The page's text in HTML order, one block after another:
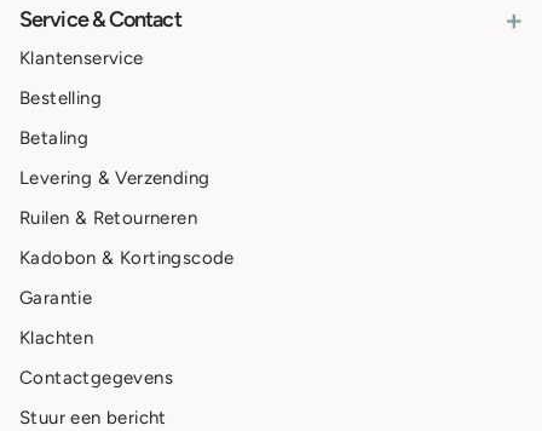
Service & Contact +
Klantenservice
Bestelling
Betaling
Levering & Verzending
Ruilen & Retourneren
Kadobon & Kortingscode
Garantie
Klachten
Contactgegevens
Stuur een bericht